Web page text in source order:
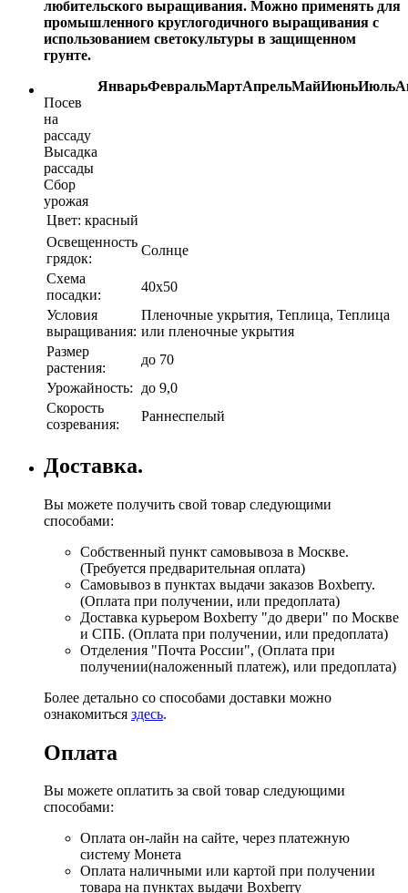
любительского выращивания. Можно применять для
промышленного круглогодичного выращивания с
использованием светокультуры в защищенном
грунте.
ЯнварьФевральМартАпрельМайИюньИюль
Посев
на
рассаду
Высадка
рассады
Сбор
урожая
Цвет: красный
Освещенность
грядок:
Солнце
Схема
посадки:
40х50
Условия
выращивания:
Пленочные укрытия, Теплица, Теплица
или пленочные укрытия
Размер
растения:
до 70
Урожайность:
до 9,0
Скорость
созревания:
Раннеспелый
Доставка.
Вы можете получить свой товар следующими
способами:
Собственный пункт самовывоза в Москве.
(Требуется предварительная оплата)
Самовывоз в пунктах выдачи заказов Boxberry.
(Оплата при получении, или предоплата)
Доставка курьером Boxberry "до двери" по Москве
и СПБ. (Оплата при получении, или предоплата)
Отделения "Почта России", (Оплата при
получении(наложенный платеж), или предоплата)
Более детально со способами доставки можно
ознакомиться здесь.
Оплата
Вы можете оплатить за свой товар следующими
способами:
Оплата он-лайн на сайте, через платежную
систему Монета
Оплата наличными или картой при получении
товара на пунктах выдачи Boxberry